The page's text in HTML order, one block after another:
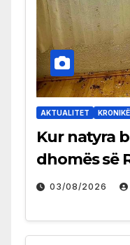
AKTUALITET KRONIKË
Kur natyra
dhomës së
03/08/2026